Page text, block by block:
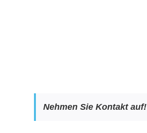
Nehmen Sie Kontakt auf!